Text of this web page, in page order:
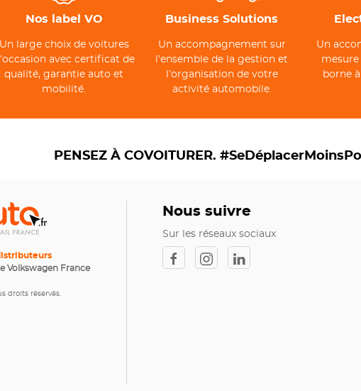
Nos label VO
Un large choix de voitures
avec certificat de
qualité, garantie auto et
mobilité.
Business Solutions
Un accompagnement sur
l’ensemble de la gestion et
l’organisation de votre
activité automobile.
Un
borne
PENSEZ À COVOITURER.
Volkswagen France
droits réservés.
Nous suivre
Sur les réseaux sociaux